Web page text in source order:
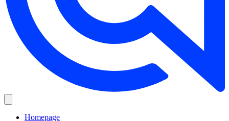
Homepage